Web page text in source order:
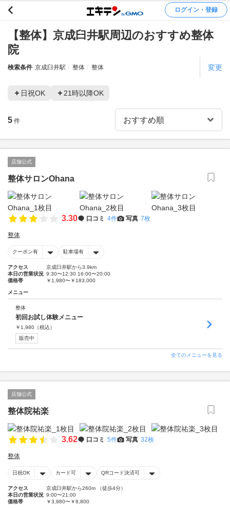
ログイン・登録
【整体】京成臼井駅周辺のおすすめ整体
院
検索条件 京成臼井駅 整体 整体 変更
日祝OK 21時以降OK
5 件
店舗公式
整体サロンOhana
3.30 口コミ 4件 写真 7枚
整体
クーポン有 駐車場有
アクセス
京成臼井駅から3.9km
本日の営業状況 9:30〜12:30 16:00〜20:00
価格帯
￥1,980〜￥183,000
メニュー
整体
初回お試し体験メニュー
￥ 1,980 （税込）
販売中
全てのメニューを見る
店舗公式
整体院祐楽
3.62 口コミ 5件 写真 32枚
整体
日祝OK カード可 QRコード決済可
アクセス
京成臼井駅から260m （徒歩4分）
本日の営業状況 9:00〜21:00
価格帯
￥3,980〜￥8,800